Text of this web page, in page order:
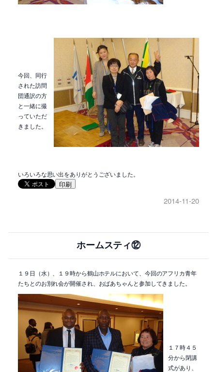
今回、同行
された訪問
団通訳の方
と一緒に撮
っていただ
きました。
いろいろな思い出をありがとうございました。
印刷
2014-11-20
ホームスティ⑫
１９日（水）、１９時から鶴山ホテルにおいて、今回のアフリカ青年
たちとのお別れ会が開催され、おばあちゃんと参加してきました。
１７時４５
分から閉講
式があり、